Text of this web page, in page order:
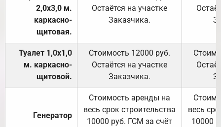
2,0х3,0 м.
каркасно-
щитовая.
Остаётся на участке
Заказчика.
Туалет 1,0х1,0
м. каркасно-
щитовой.
Стоимость 12000 руб.
Остаётся на участке
Заказчика.
Генератор
Стоимость аренды на
весь срок строительства
10000 руб. ГСМ за счёт
весь
10000